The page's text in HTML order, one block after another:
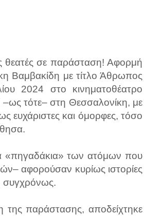
θεατές σε παράσταση! Αφορμή
Βαμβακίδη με τίτλο Άθρωπος
2024 στο κινηματοθέατρο
–ως τότε– στη Θεσσαλονίκη, με
ευχάριστες και όμορφες, τόσο
«πηγαδάκια» των ατόμων που
αφορούσαν κυρίως ιστορίες
συγχρόνως.
της παράστασης, αποδείχτηκε